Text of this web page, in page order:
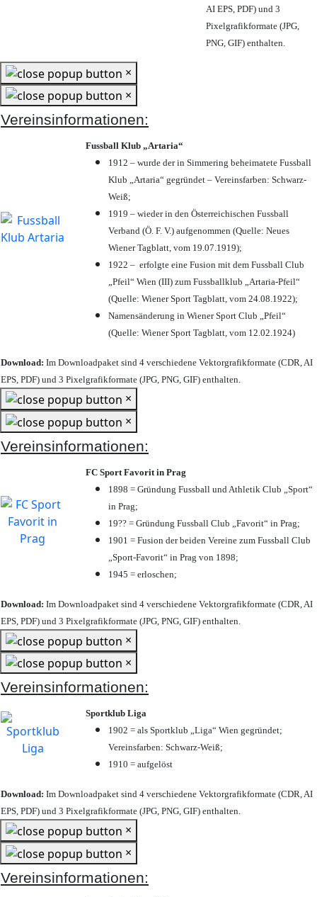
AI EPS, PDF) und 3
Pixelgrafikformate (JPG,
PNG, GIF) enthalten.
×
×
Vereinsinformationen:
Fussball Klub „Artaria“
1912 – wurde der in Simmering beheimatete Fussball
Klub „Artaria“ gegründet – Vereinsfarben: Schwarz-
Weiß;
1919 – wieder in den Österreichischen Fussball
Verband (Ö. F. V.) aufgenommen (Quelle: Neues
Wiener Tagblatt, vom 19.07.1919);
1922 – erfolgte eine Fusion mit dem Fussball Club
„Pfeil“ Wien (III) zum Fussballklub „Artaria-Pfeil“
(Quelle: Wiener Sport Tagblatt, vom 24.08.1922);
Namensänderung in Wiener Sport Club „Pfeil“
(Quelle: Wiener Sport Tagblatt, vom 12.02.1924)
Download: Im Downloadpaket sind 4 verschiedene Vektorgrafikformate (CDR, AI
EPS, PDF) und 3 Pixelgrafikformate (JPG, PNG, GIF) enthalten.
×
×
Vereinsinformationen:
FC Sport Favorit in Prag
1898 = Gründung Fussball und Athletik Club „Sport“
in Prag;
19?? = Gründung Fussball Club „Favorit“ in Prag;
1901 = Fusion der beiden Vereine zum Fussball Club
„Sport-Favorit“ in Prag von 1898;
1945 = erloschen;
Download: Im Downloadpaket sind 4 verschiedene Vektorgrafikformate (CDR, AI
EPS, PDF) und 3 Pixelgrafikformate (JPG, PNG, GIF) enthalten.
×
×
Vereinsinformationen:
Sportklub Liga
1902 = als Sportklub „Liga“ Wien gegründet;
Vereinsfarben: Schwarz-Weiß;
1910 = aufgelöst
Download: Im Downloadpaket sind 4 verschiedene Vektorgrafikformate (CDR, AI
EPS, PDF) und 3 Pixelgrafikformate (JPG, PNG, GIF) enthalten.
×
×
Vereinsinformationen: